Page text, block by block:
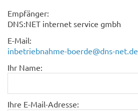
Empfänger:
DNS:NET internet service gmbh
E-Mail:
inbetriebnahme-boerde@dns-net.de
Ihr Name:
Ihre E-Mail-Adresse: